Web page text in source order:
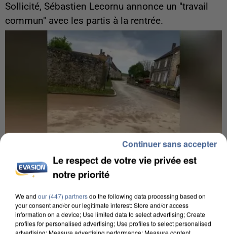
Sollicité, Sébastien Lecornu annonce un "travail
commun" avec les partis à la rentrée.
6 août 2026
Une touriste de l’Oise emportée par une coulée de
boue en Haute-Savoie
Le respect de votre vie privée est
notre priorité
We and our (447) partnersdo the following data processing based on
your consent and/or our legitimate interest: Store and/or access
information on a device; Use limited data to select advertising; Create
profiles for personalised advertising; Use profiles to select personalised
advertising; Measure advertising performance; Measure content
Continuer sans accepter